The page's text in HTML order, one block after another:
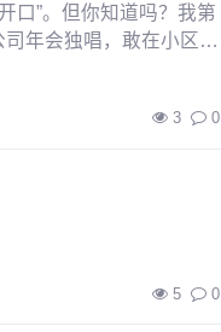
口”。但你知道吗？我第
年会独唱，敢在小区广
3 0
5 0